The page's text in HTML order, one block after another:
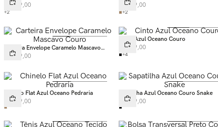
Croco
R$ 299,00
+2
Couro Croco
R$ 299,00
+2
Carteira Envelope Caramelo Mascavo
Couro
R$ 349,00
Cinto Azul Oceano Couro
R$ 199,00
+4
Chinelo Flat Azul Oceano Pedraria
R$ 229,00
Sapatilha Azul Oceano Couro Snake
R$ 499,00